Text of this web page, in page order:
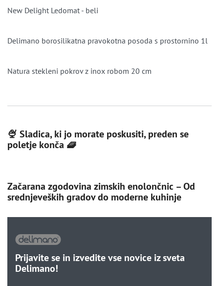
New Delight Ledomat - beli
Delimano borosilikatna pravokotna posoda s prostornino 1l
Natura stekleni pokrov z inox robom 20 cm
🍨 Sladica, ki jo morate poskusiti, preden se
poletje konča 🧇
Začarana zgodovina zimskih enolončnic – Od
srednjeveških gradov do moderne kuhinje
Prijavite se in izvedite vse novice iz sveta
Delimano!